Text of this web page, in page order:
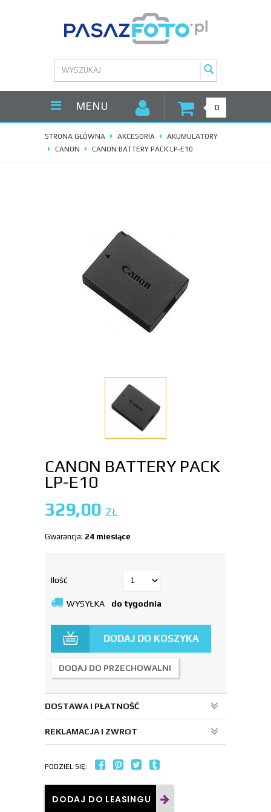
MENU 0
STRONA GŁÓWNA AKCESORIA
AKUMULATORY
CANON
CANON BATTERY PACK LP-E10
CANON BATTERY PACK
LP-E10
329,00 ZŁ
Gwarancja: 24 miesiące
Ilość
WYSYŁKA do tygodnia
DODAJ DO KOSZYKA
DODAJ DO PRZECHOWALNI
DOSTAWA I PŁATNOŚĆ
REKLAMACJA I ZWROT
PODZIEL SIĘ:
DODAJ DO LEASINGU